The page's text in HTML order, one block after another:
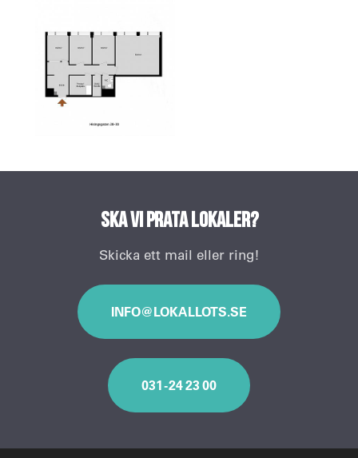
Ska vi prata lokaler?
Skicka ett mail eller ring!
INFO@LOKALLOTS.SE
031 - 24 23 00